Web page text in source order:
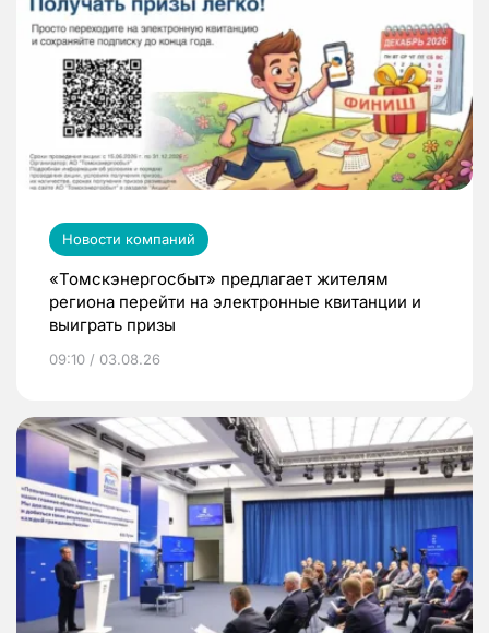
Новости компаний
«Томскэнергосбыт» предлагает жителям
региона перейти на электронные квитанции и
выиграть призы
09:10 / 03.08.26